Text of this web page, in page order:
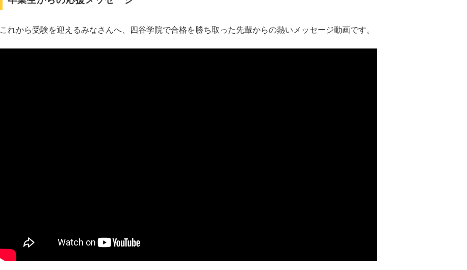
これから受験を迎えるみなさんへ、四谷学院で合格を勝ち取った先輩からの熱いメッセージ動画です。